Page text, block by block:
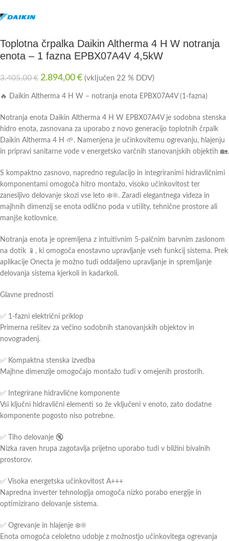
Toplotna črpalka Daikin Altherma 4 H W notranja
enota – 1 fazna EPBX07A4V 4,5kW
3.405,00€ 2.894,00 € (vključen 22 % DDV)
🔥 Daikin Altherma 4 H W – notranja enota EPBX07A4V (1-fazna)
Notranja enota Daikin Altherma 4 H W EPBX07A4V je sodobna stenska
hidro enota, zasnovana za uporabo z novo generacijo toplotnih črpalk
Daikin Altherma 4 H 🌱. Namenjena je učinkovitemu ogrevanju, hlajenju
in pripravi sanitarne vode v energetsko varčnih stanovanjskih objektih 🏡.
S kompaktno zasnovo, napredno regulacijo in integriranimi hidravličnimi
komponentami omogoča hitro montažo, visoko učinkovitost ter
zanesljivo delovanje skozi vse leto ❄️☀️. Zaradi elegantnega videza in
majhnih dimenzij se enota odlično poda v utility, tehnične prostore ali
manjše kotlovnice.
Notranja enota je opremljena z intuitivnim 5-palčnim barvnim zaslonom
na dotik 📱, ki omogoča enostavno upravljanje vseh funkcij sistema. Prek
aplikacije Onecta je možno tudi oddaljeno upravljanje in spremljanje
delovanja sistema kjerkoli in kadarkoli.
Glavne prednosti
✅ 1-fazni električni priklop
Primerna rešitev za večino sodobnih stanovanjskih objektov in
novogradenj.
✅ Kompaktna stenska izvedba
Majhne dimenzije omogočajo montažo tudi v omejenih prostorih.
✅ Integrirane hidravlične komponente
Vsi ključni hidravlični elementi so že vključeni v enoto, zato dodatne
komponente pogosto niso potrebne.
✅ Tiho delovanje 🔇
Nizka raven hrupa zagotavlja prijetno uporabo tudi v bližini bivalnih
prostorov.
✅ Visoka energetska učinkovitost A+++
Napredna inverter tehnologija omogoča nizko porabo energije in
optimizirano delovanje sistema.
✅ Ogrevanje in hlajenje ❄️☀️
Enota omogoča celoletno udobje z možnostjo učinkovitega ogrevanja